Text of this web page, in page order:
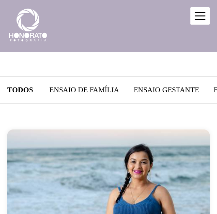
TODOS ENSAIO DE FAMÍLIA ENSAIO GESTANTE